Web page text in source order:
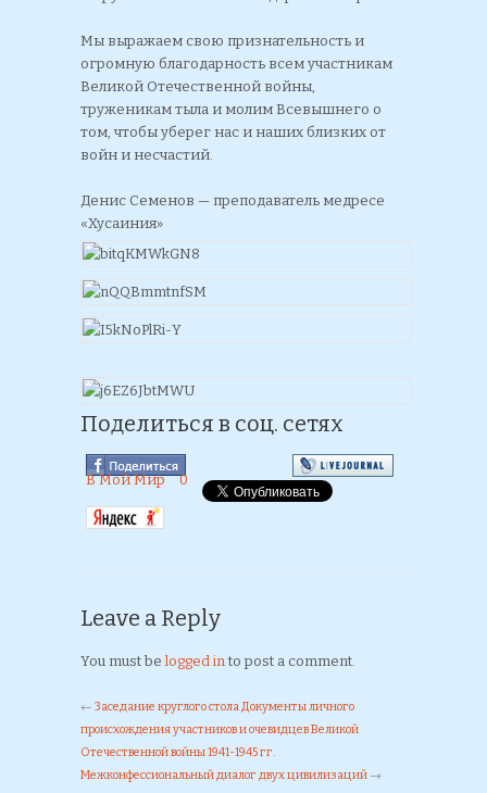
Мы выражаем свою признательность и
огромную благодарность всем участникам
Великой Отечественной войны,
труженикам тыла и молим Всевышнего о
том, чтобы уберег нас и наших близких от
войн и несчастий.
Денис Семенов — преподаватель медресе
«Хусаиния»
Поделиться в соц. сетях
В Мой Мир 0
Leave a Reply
You must be logged in to post a comment.
← Заседание круглого стола Документы личного
происхождения участников и очевидцев Великой
Отечественной войны 1941-1945 гг.
Межконфессиональный диалог двух цивилизаций →